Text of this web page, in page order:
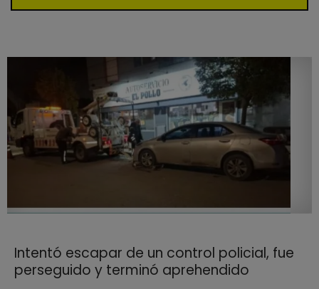
Intentó escapar de un control policial, fue
perseguido y terminó aprehendido